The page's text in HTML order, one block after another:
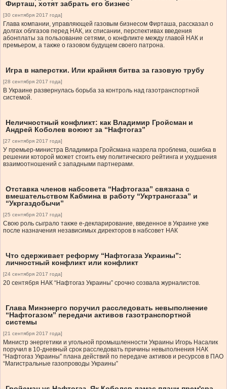
Фирташ, хотят забрать его бизнес
[30 сентября 2017 года]
Глава компании, управляющей газовым бизнесом Фирташа, рассказал о
долгах облгазов перед НАК, их списании, перспективах введения
абонплаты за пользование сетями, о конфликте между главой НАК и
премьером, а также о газовом будущем своего патрона.
Игра в наперстки. Или крайняя битва за газовую трубу
[28 сентября 2017 года]
В Украине развернулась борьба за контроль над газотранспортной
системой.
Неличностный конфликт: как Владимир Гройсман и
Андрей Коболев воюют за “Нафтогаз”
[27 сентября 2017 года]
У премьер-министра Владимира Гройсмана назрела проблема, ошибка в
решении которой может стоить ему политического рейтинга и ухудшения
взаимоотношений с западными партнерами.
Отставка членов набсовета “Нафтогаза” связана с
вмешательством Кабмина в работу “Укртрансгаза” и
“Укргаздобычи”
[25 сентября 2017 года]
Свою роль сыграло также е-декларирование, введенное в Украине уже
после назначения независимых директоров в набсовет НАК
Что сдерживает реформу “Нафтогаза Украины”:
личностный конфликт или конфликт
[24 сентября 2017 года]
20 сентября НАК “Нафтогаз Украины” срочно созвала журналистов.
Глава Минэнерго поручил расследовать невыполнение
“Нафтогазом” передачи активов газотранспортной
системы
[21 сентября 2017 года]
Министр энергетики и угольной промышленности Украины Игорь Насалик
поручил в 10-дневный срок расследовать причины невыполнения НАК
“Нафтогаз Украины” плана действий по передаче активов и ресурсов в ПАО
“Магистральные газопроводы Украины”